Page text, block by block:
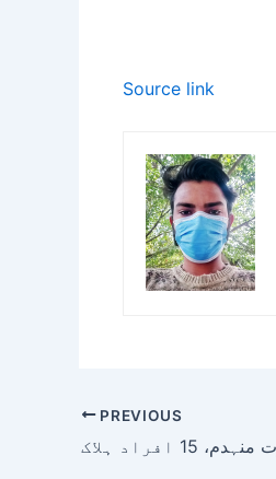
Source link
PREVIOUS